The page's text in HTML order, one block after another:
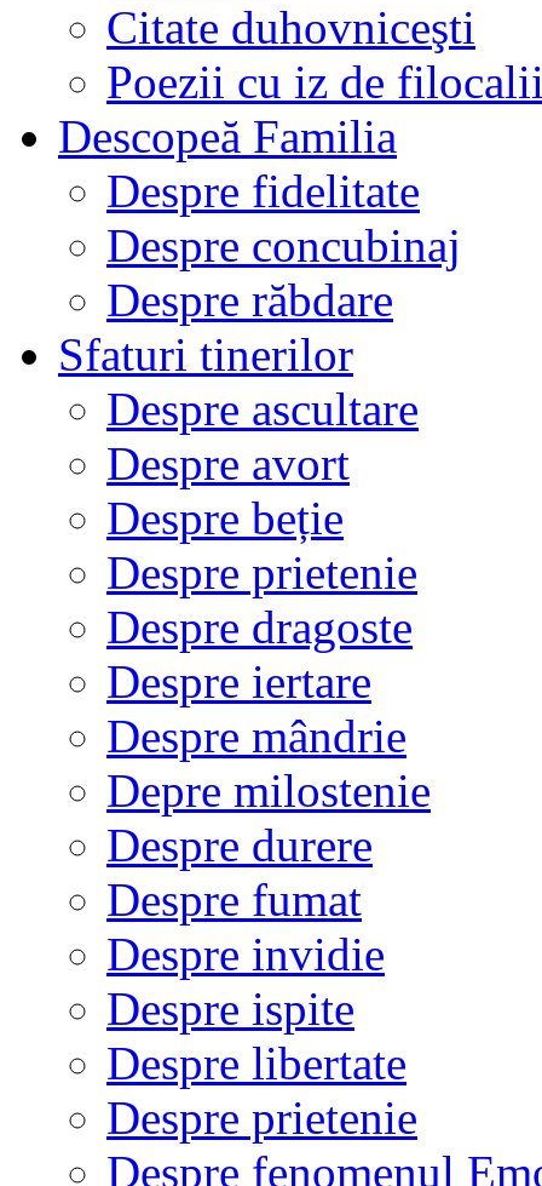
Citate duhovniceşti
Poezii cu iz de
Descopeă Familia
Despre fidelitate
Despre concubinaj
Despre răbdare
Sfaturi tinerilor
Despre ascultare
Despre avort
Despre beție
Despre prietenie
Despre dragoste
Despre iertare
Despre mândrie
Depre milostenie
Despre durere
Despre fumat
Despre invidie
Despre ispite
Despre libertate
Despre prietenie
Despre fenomenul